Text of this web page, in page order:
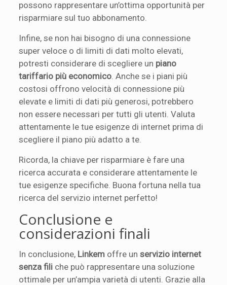
possono rappresentare un’ottima opportunità per
risparmiare sul tuo abbonamento.
Infine, se non hai bisogno di una connessione
super veloce o di limiti di dati molto elevati,
potresti considerare di scegliere un piano
tariffario più economico . Anche se i piani più
costosi offrono velocità di connessione più
elevate e limiti di dati più generosi, potrebbero
non essere necessari per tutti gli utenti. Valuta
attentamente le tue esigenze di internet prima di
scegliere il piano più adatto a te.
Ricorda, la chiave per risparmiare è fare una
ricerca accurata e considerare attentamente le
tue esigenze specifiche. Buona fortuna nella tua
ricerca del servizio internet perfetto!
Conclusione e
considerazioni finali
In conclusione, Linkem offre unservizio internet
senza fili che può rappresentare una soluzione
ottimale per un’ampia varietà di utenti. Grazie alla